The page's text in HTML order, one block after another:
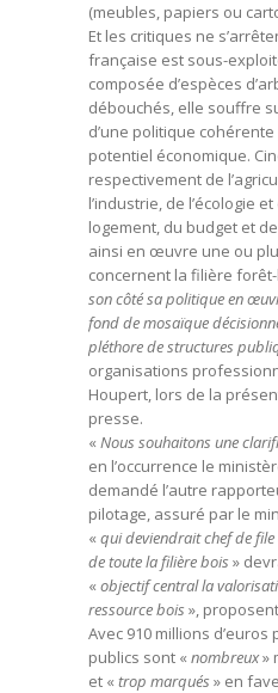
(meubles, papiers ou
Et les critiques ne
française est sous-
composée d’espèces
débouchés, elle souffre
d’une politique
potentiel économique.
respectivement de
l’industrie, de l’écologie
logement, du budget et
ainsi en œuvre une ou
concernent la filière
son côté sa politique en
fond de mosaïque
pléthore de structures
organisations
Houpert, lors de la
presse.
« Nous souhaitons une
en l’occurrence le
demandé l’autre
pilotage, assuré par le
« qui deviendrait chef de
de toute la filière bois »
« objectif central la
ressource bois »,
Avec 910 millions
publics sont « nombreux»
et « trop marqués » en